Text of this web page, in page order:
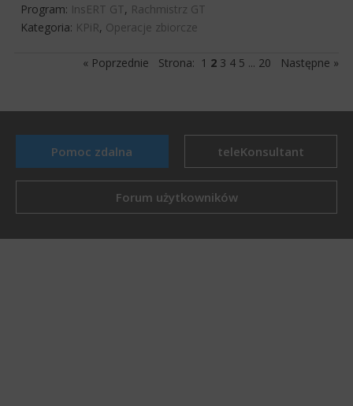
Program: InsERT GT, Rachmistrz GT
Kategoria: KPiR, Operacje zbiorcze
« Poprzednie Strona: 1 2 3 4 5 ... 20 Następne »
Pomoc zdalna teleKonsultant
Forum użytkowników